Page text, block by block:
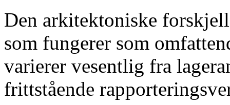
Den arkitektoniske
som fungerer som
varierer vesentlig fra
frittstående